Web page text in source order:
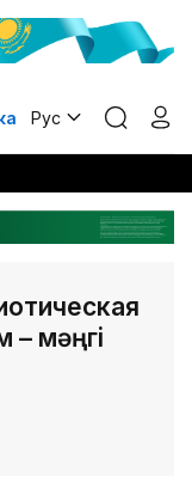
Рус
– мәңгі